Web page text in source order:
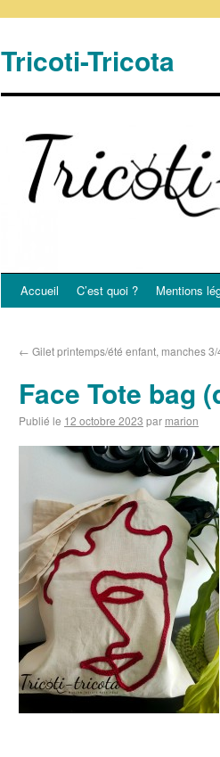
Tricoti-Tricota
Accueil C’est quoi ? Mentions
← Gilet printemps/été enfant, manches
Face Tote bag
Publié le 12 octobre 2023 par marion